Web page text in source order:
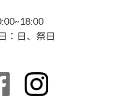
：日、祭日